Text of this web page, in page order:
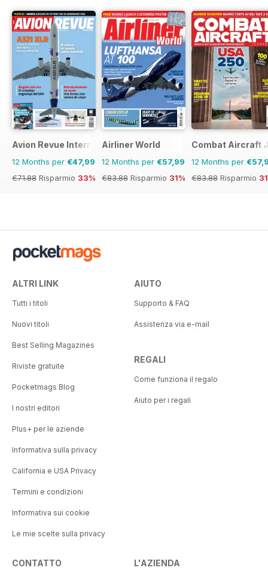
Avion Revue Internacional
12 Months per €47,99
€71.88 Risparmio 33%
Airliner World
12 Months per €57,99
€83.88 Risparmio 31%
Combat Aircraft
12 Months per
€83.88 Risparmio
ALTRI LINK
Tutti i titoli
Nuovi titoli
Best Selling Magazines
Riviste gratuite
Pocketmags Blog
I nostri editori
Plus+ per le aziende
Informativa sulla privacy
California e USA Privacy
Termini e condizioni
Informativa sui cookie
Le mie scelte sulla privacy
AIUTO
Supporto & FAQ
Assistenza via e-mail
REGALI
Come funziona il regalo
Aiuto per i regali
CONTATTO L'AZIENDA